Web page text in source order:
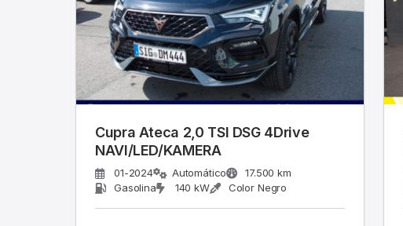
Cupra Ateca 2,0 TSI DSG 4Drive
NAVI/LED/KAMERA
01-2024 Automático
17.500 km
Gasolina
140 kW Color Negro